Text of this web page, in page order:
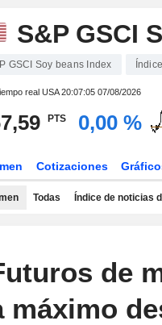
S&P GSCI
GSCI Soy beans Index Índice
real USA20:07:05 07/08/2026
PTS 0,00 %
Cotizaciones
Todas Índice de noticias
de
máximo